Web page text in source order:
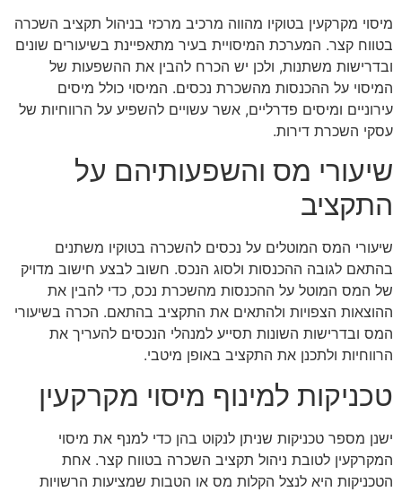
מיסוי מקרקעין בטוקיו מהווה מרכיב מרכזי בניהול תקציב השכרה
בטווח קצר. המערכת המיסויית בעיר מתאפיינת בשיעורים שונים
ובדרישות משתנות, ולכן יש הכרח להבין את ההשפעות של
המיסוי על ההכנסות מהשכרת נכסים. המיסוי כולל מיסים
עירוניים ומיסים פדרליים, אשר עשויים להשפיע על הרווחיות של
עסקי השכרת דירות.
שיעורי מס והשפעותיהם על
התקציב
שיעורי המס המוטלים על נכסים להשכרה בטוקיו משתנים
בהתאם לגובה ההכנסות ולסוג הנכס. חשוב לבצע חישוב מדויק
של המס המוטל על ההכנסות מהשכרת נכס, כדי להבין את
ההוצאות הצפויות ולהתאים את התקציב בהתאם. הכרה בשיעורי
המס ובדרישות השונות תסייע למנהלי הנכסים להעריך את
הרווחיות ולתכנן את התקציב באופן מיטבי.
טכניקות למינוף מיסוי מקרקעין
ישנן מספר טכניקות שניתן לנקוט בהן כדי למנף את מיסוי
המקרקעין לטובת ניהול תקציב השכרה בטווח קצר. אחת
הטכניקות היא לנצל הקלות מס או הטבות שמציעות הרשויות